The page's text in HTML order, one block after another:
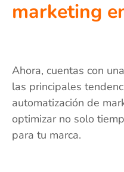
marketing
Ahora, cuentas con
las principales
automatización de
optimizar no solo
para tu marca.